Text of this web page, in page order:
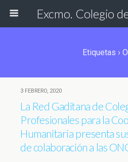
Etiquetas ›
3 FEBRERO, 2020
La Red Gaditana de
Profesionales para la
Humanitaria presenta
de colaboración a las